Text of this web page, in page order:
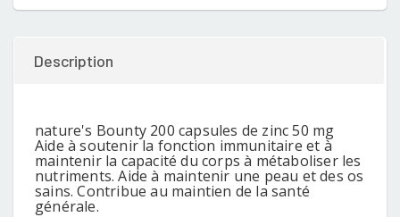
Description
nature's Bounty 200 capsules de zinc 50 mg
Aide à soutenir la fonction immunitaire et à
maintenir la capacité du corps à métaboliser les
nutriments. Aide à maintenir une peau et des os
sains. Contribue au maintien de la santé
générale.